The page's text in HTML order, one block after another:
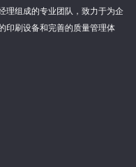
理组成的专业团队，致力于为企
印刷设备和完善的质量管理体